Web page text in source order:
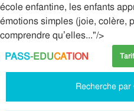
école enfantine, les enfants
émotions simples (joie, colère,
comprendre qu’elles..."/>
PASS-EDUCATION
Recherche par